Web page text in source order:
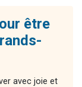
être
avec joie et